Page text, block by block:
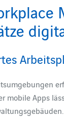
mobile Apps